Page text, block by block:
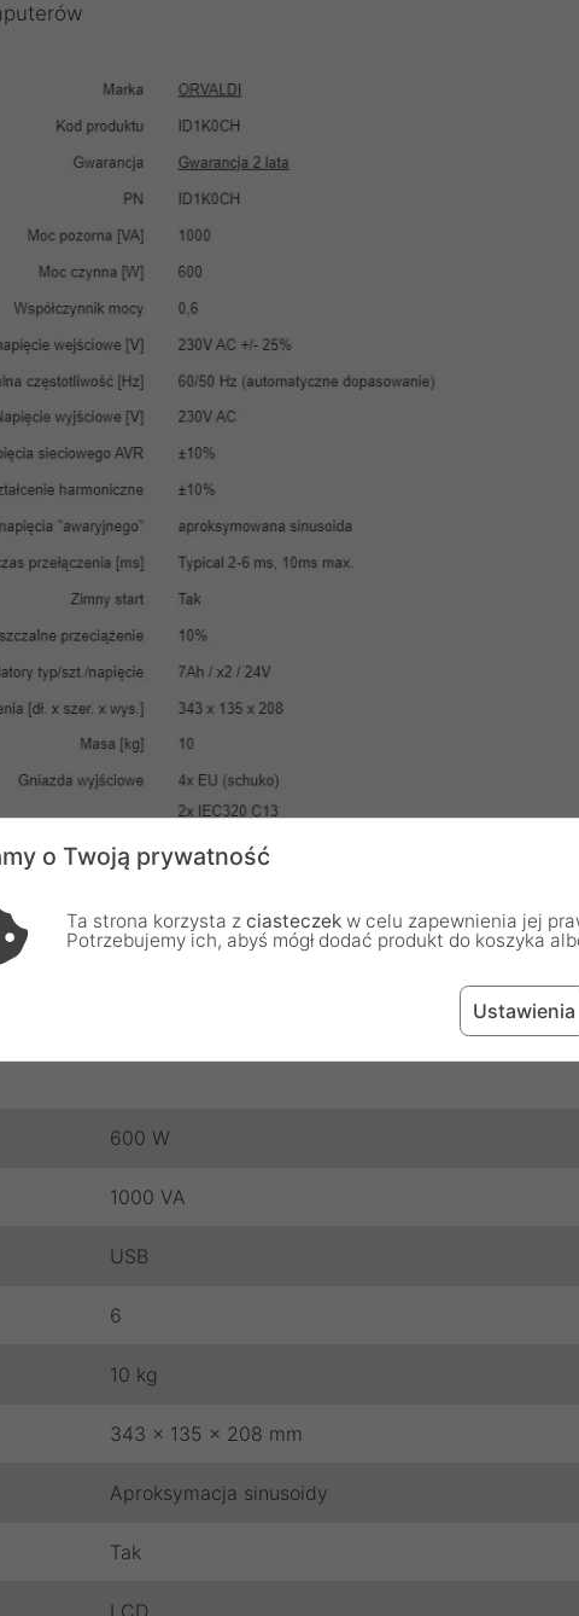
600 W
1000 VA
USB
6
10 kg
343 x 135 x 208 mm
Aproksymacja sinusoidy
Tak
o Twoją prywatność
Ta strona korzysta z ciasteczek w celu zapewnienia jej
Potrzebujemy ich, abyś mógł dodać produkt do koszyka
Ustawienia